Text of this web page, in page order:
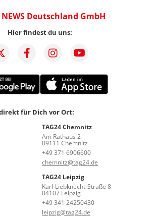
NEWS Deutschland GmbH
Hier findest du uns:
für Dich vor Ort:
TAG24 Chemnitz
Am Rathaus 2
09111 Chemnitz
+49 371 6906600
chemnitz@tag24.de
TAG24 Leipzig
Karl-Liebknecht-Straße 8
04107 Leipzig
+49 341 24250430
leipzig@tag24.de